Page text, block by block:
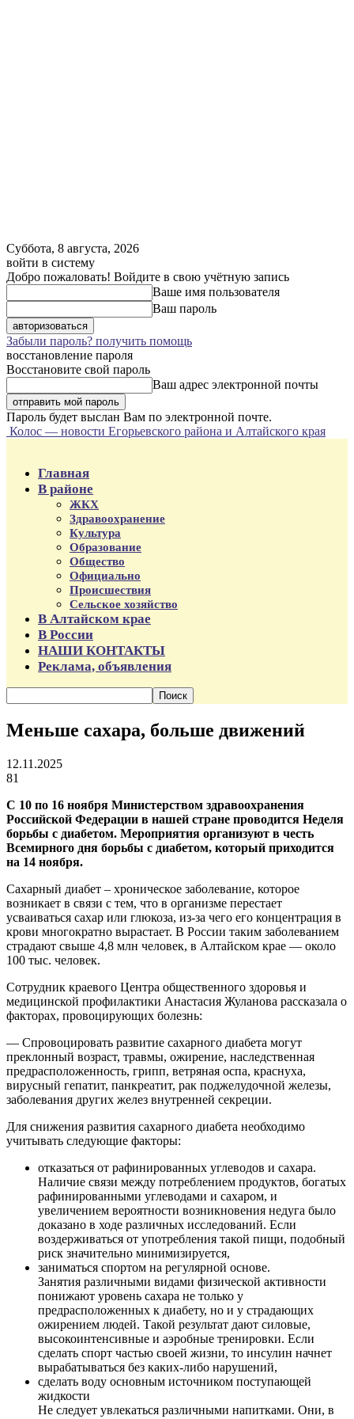
Суббота, 8 августа, 2026
войти в систему
Добро пожаловать! Войдите в свою учётную запись
Ваше имя пользователя
Ваш пароль
Забыли пароль? получить помощь
восстановление пароля
Восстановите свой пароль
Ваш адрес электронной почты
Пароль будет выслан Вам по электронной почте.
Колос — новости Егорьевского района и Алтайского края
Главная
В районе
ЖКХ
Здравоохранение
Культура
Образование
Общество
Официально
Происшествия
Сельское хозяйство
В Алтайском крае
В России
НАШИ КОНТАКТЫ
Реклама, объявления
Меньше сахара, больше движений
12.11.2025
81
С 10 по 16 ноября Министерством здравоохранения
Российской Федерации в нашей стране проводится Неделя
борьбы с диабетом. Мероприятия организуют в честь
Всемирного дня борьбы с диабетом, который приходится
на 14 ноября.
Сахарный диабет – хроническое заболевание, которое
возникает в связи с тем, что в организме перестает
усваиваться сахар или глюкоза, из-за чего его концентрация в
крови многократно вырастает. В России таким заболеванием
страдают свыше 4,8 млн человек, в Алтайском крае — около
100 тыс. человек.
Сотрудник краевого Центра общественного здоровья и
медицинской профилактики Анастасия Жуланова рассказала о
факторах, провоцирующих болезнь:
— Спровоцировать развитие сахарного диабета могут
преклонный возраст, травмы, ожирение, наследственная
предрасположенность, грипп, ветряная оспа, краснуха,
вирусный гепатит, панкреатит, рак поджелудочной железы,
заболевания других желез внутренней секреции.
Для снижения развития сахарного диабета необходимо
учитывать следующие факторы:
отказаться от рафинированных углеводов и сахара.
Наличие связи между потреблением продуктов, богатых
рафинированными углеводами и сахаром, и
увеличением вероятности возникновения недуга было
доказано в ходе различных исследований. Если
воздерживаться от употребления такой пищи, подобный
риск значительно минимизируется,
заниматься спортом на регулярной основе.
Занятия различными видами физической активности
понижают уровень сахара не только у
предрасположенных к диабету, но и у страдающих
ожирением людей. Такой результат дают силовые,
высокоинтенсивные и аэробные тренировки. Если
сделать спорт частью своей жизни, то инсулин начнет
вырабатываться без каких-либо нарушений,
сделать воду основным источником поступающей
жидкости
Не следует увлекаться различными напитками. Они, в